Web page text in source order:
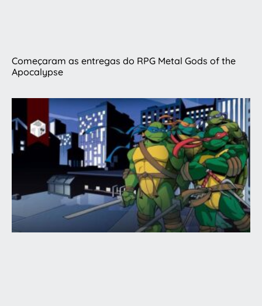
Começaram as entregas do RPG Metal Gods of the
Apocalypse